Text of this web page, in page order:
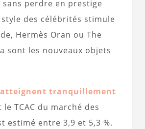
sans perdre en prestige
des célébrités stimule
Hermès Oran ou The
sont les nouveaux objets
atteignent tranquillement
le TCAC du marché des
estimé entre 3,9 et 5,3 %.